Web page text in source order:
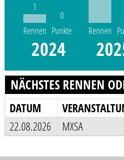
1
Rennen
0
Punkte
2024
Rennen
NÄCHSTES RENNEN
DATUM
22.08.2026
MXSA